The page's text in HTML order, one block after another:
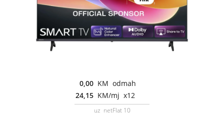
0,00 KM odmah
24,15 KM/mj x12
uz netFlat 10